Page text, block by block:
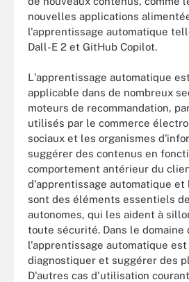
nouvelles applications
l'apprentissage automatique
Dall-E 2 et GitHub Copilot.
L'apprentissage automatique
applicable dans de nombreux
moteurs de recommandation,
utilisés par le commerce
sociaux et les organismes
suggérer des contenus en
comportement antérieur du
d'apprentissage automatique
sont des éléments essentiels
autonomes, qui les aident à
toute sécurité. Dans le domaine
l'apprentissage automatique
diagnostiquer et suggérer des
D'autres cas d'utilisation